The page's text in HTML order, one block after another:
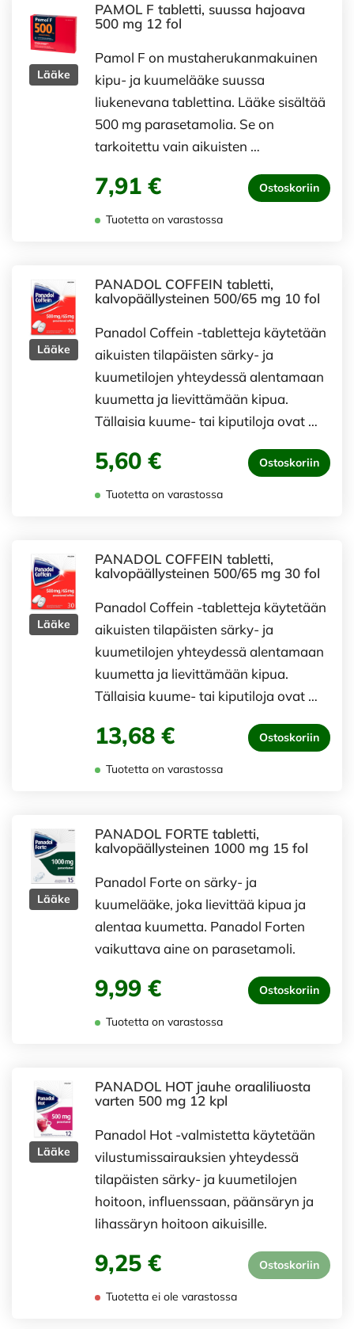
Lääke
PAMOL F tabletti, suussa hajoava
500 mg 12 fol
Pamol F on mustaherukanmakuinen
kipu- ja kuumelääke suussa
liukenevana tablettina. Lääke sisältää
500 mg parasetamolia. Se on
tarkoitettu vain aikuisten …
7,91 € Ostoskoriin
Tuotetta on varastossa
Lääke
PANADOL COFFEIN tabletti,
kalvopäällysteinen 500/65 mg 10 fol
Panadol Coffein -tabletteja käytetään
aikuisten tilapäisten särky- ja
kuumetilojen yhteydessä alentamaan
kuumetta ja lievittämään kipua.
Tällaisia kuume- tai kiputiloja ovat …
5,60 € Ostoskoriin
Tuotetta on varastossa
Lääke
PANADOL COFFEIN tabletti,
kalvopäällysteinen 500/65 mg 30 fol
Panadol Coffein -tabletteja käytetään
aikuisten tilapäisten särky- ja
kuumetilojen yhteydessä alentamaan
kuumetta ja lievittämään kipua.
Tällaisia kuume- tai kiputiloja ovat …
13,68 € Ostoskoriin
Tuotetta on varastossa
Lääke
PANADOL FORTE tabletti,
kalvopäällysteinen 1000 mg 15 fol
Panadol Forte on särky- ja
kuumelääke, joka lievittää kipua ja
alentaa kuumetta. Panadol Forten
vaikuttava aine on parasetamoli.
9,99 € Ostoskoriin
Tuotetta on varastossa
Lääke
PANADOL HOT jauhe oraaliliuosta
varten 500 mg 12 kpl
Panadol Hot -valmistetta käytetään
vilustumissairauksien yhteydessä
tilapäisten särky- ja kuumetilojen
hoitoon, influenssaan, päänsäryn ja
lihassäryn hoitoon aikuisille.
9,25 € Ostoskoriin
Tuotetta ei ole varastossa